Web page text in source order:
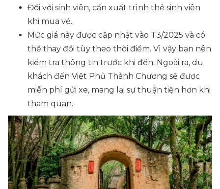
Đối với sinh viên, cần xuất trình thẻ sinh viên
khi mua vé.
Mức giá này được cập nhật vào T3/2025 và có
thể thay đổi tùy theo thời điểm. Vì vậy bạn nên
kiểm tra thông tin trước khi đến. Ngoài ra, du
khách đến Việt Phủ Thành Chương sẽ được
miễn phí gửi xe, mang lại sự thuận tiện hơn khi
tham quan.